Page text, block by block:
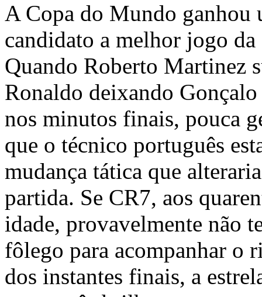
A Copa do Mundo ganhou
candidato a melhor jogo
Quando Roberto Martinez
Ronaldo deixando
nos minutos finais, pouca
que o técnico português
mudança tática que
partida. Se CR7, aos
idade, provavelmente não
fôlego para acompanhar o
dos instantes finais, a